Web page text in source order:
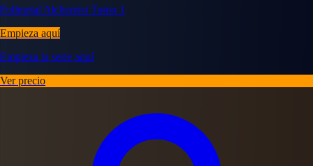
Fullmetal Alchemist Tomo 1
Empieza aquí
Empieza la serie aquí
Ver precio